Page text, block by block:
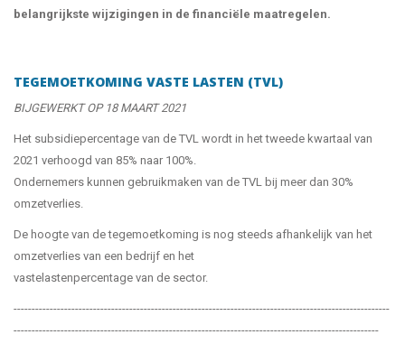
belangrijkste wijzigingen in de financiële maatregelen.
TEGEMOETKOMING VASTE LASTEN (TVL)
BIJGEWERKT OP 18 MAART 2021
Het subsidiepercentage van de TVL wordt in het tweede kwartaal van
2021 verhoogd van 85% naar 100%.
Ondernemers kunnen gebruikmaken van de TVL bij meer dan 30%
omzetverlies.
De hoogte van de tegemoetkoming is nog steeds afhankelijk van het
omzetverlies van een bedrijf en het
vastelastenpercentage van de sector.
--------------------------------------------------------------------------------------------------------
-----------------------------------------------------------------------------------------------------